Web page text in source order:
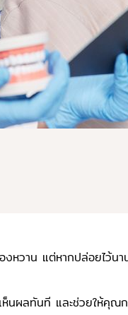
หวาน แต่หากปล่อยไว้นา
นผลทันที และช่วยให้คุณ